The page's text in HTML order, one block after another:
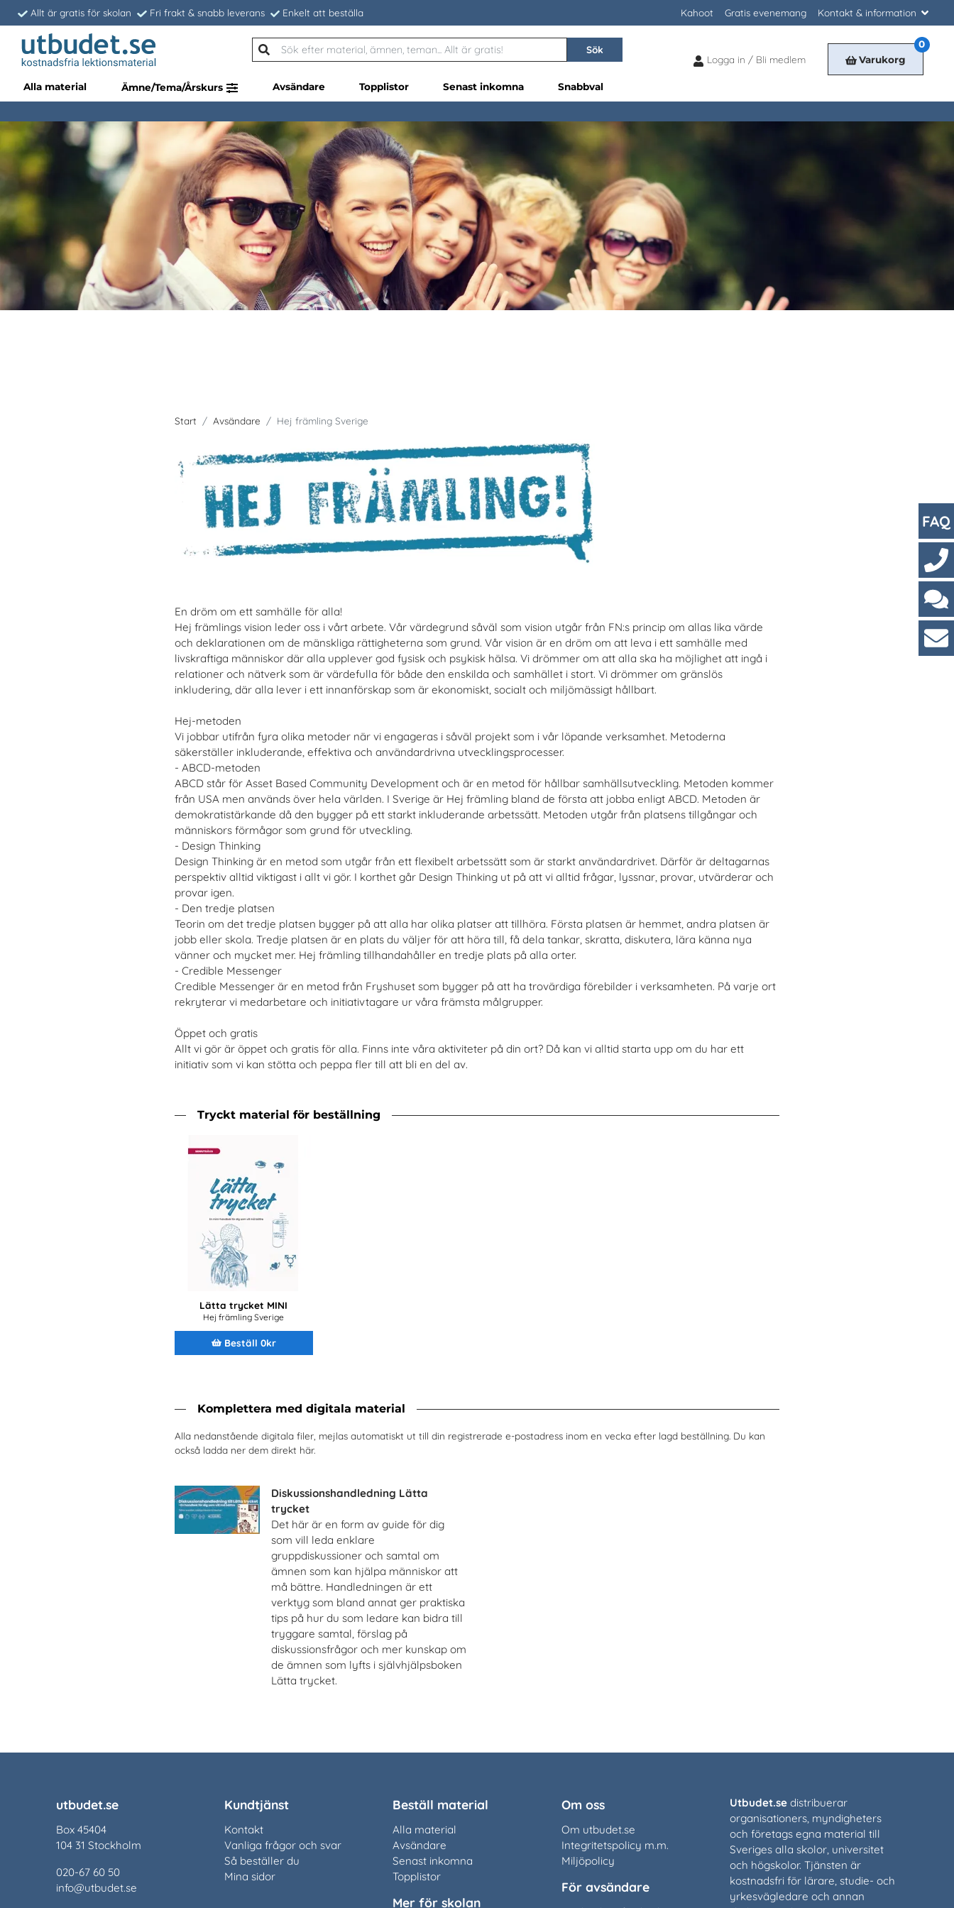
Logga in / Bli medlem
/
Allt är gratis för skolan Fri frakt & snabb leverans Enkelt att beställa Kahoot Gratis evenemang Kontakt & information
Sök
Varukorg
0
Alla material Ämne/Tema/Årskurs Avsändare Topplistor Senast inkomna Snabbval
Start Avsändare Hej främling Sverige
En dröm om ett samhälle för alla!
Hej främlings vision leder oss i vårt arbete. Vår värdegrund såväl som vision utgår från FN:s princip om allas lika värde
och deklarationen om de mänskliga rättigheterna som grund. Vår vision är en dröm om att leva i ett samhälle med
livskraftiga människor där alla upplever god fysisk och psykisk hälsa. Vi drömmer om att alla ska ha möjlighet att ingå i
relationer och nätverk som är värdefulla för både den enskilda och samhället i stort. Vi drömmer om gränslös
inkludering, där alla lever i ett innanförskap som är ekonomiskt, socialt och miljömässigt hållbart.
Hej-metoden
Vi jobbar utifrån fyra olika metoder när vi engageras i såväl projekt som i vår löpande verksamhet. Metoderna
säkerställer inkluderande, effektiva och användardrivna utvecklingsprocesser.
- ABCD-metoden
ABCD står för Asset Based Community Development och är en metod för hållbar samhällsutveckling. Metoden kommer
från USA men används över hela världen. I Sverige är Hej främling bland de första att jobba enligt ABCD. Metoden är
demokratistärkande då den bygger på ett starkt inkluderande arbetssätt. Metoden utgår från platsens tillgångar och
människors förmågor som grund för utveckling.
- Design Thinking
Design Thinking är en metod som utgår från ett flexibelt arbetssätt som är starkt användardrivet. Därför är deltagarnas
perspektiv alltid viktigast i allt vi gör. I korthet går Design Thinking ut på att vi alltid frågar, lyssnar, provar, utvärderar och
provar igen.
- Den tredje platsen
Teorin om det tredje platsen bygger på att alla har olika platser att tillhöra. Första platsen är hemmet, andra platsen är
jobb eller skola. Tredje platsen är en plats du väljer för att höra till, få dela tankar, skratta, diskutera, lära känna nya
vänner och mycket mer. Hej främling tillhandahåller en tredje plats på alla orter.
- Credible Messenger
Credible Messenger är en metod från Fryshuset som bygger på att ha trovärdiga förebilder i verksamheten. På varje ort
rekryterar vi medarbetare och initiativtagare ur våra främsta målgrupper.
Öppet och gratis
Allt vi gör är öppet och gratis för alla. Finns inte våra aktiviteter på din ort? Då kan vi alltid starta upp om du har ett
initiativ som vi kan stötta och peppa fler till att bli en del av.
Tryckt material för beställning
Lätta trycket MINI
Hej främling Sverige
Beställ 0kr
Komplettera med digitala material
Alla nedanstående digitala filer, mejlas automatiskt ut till din registrerade e-postadress inom en vecka efter lagd beställning. Du kan
också ladda ner dem direkt här.
Diskussionshandledning Lätta
trycket
Det här är en form av guide för dig
som vill leda enklare
gruppdiskussioner och samtal om
ämnen som kan hjälpa människor att
må bättre. Handledningen är ett
verktyg som bland annat ger praktiska
tips på hur du som ledare kan bidra till
tryggare samtal, förslag på
diskussionsfrågor och mer kunskap om
de ämnen som lyfts i självhjälpsboken
Lätta trycket.
utbudet.se
Box 45404
104 31 Stockholm
020-67 60 50
info@utbudet.se
Kundtjänst
Kontakt
Vanliga frågor och svar
Så beställer du
Mina sidor
Beställ material
Alla material
Avsändare
Senast inkomna
Topplistor
Mer för skolan
Om oss
Om utbudet.se
Integritetspolicy m.m.
Miljöpolicy
För avsändare
Utbudet.sedistribuerar
organisationers, myndigheters
och företags egna material till
Sveriges alla skolor, universitet
och högskolor. Tjänsten är
kostnadsfri för lärare, studie- och
yrkesvägledare och annan
FAQ